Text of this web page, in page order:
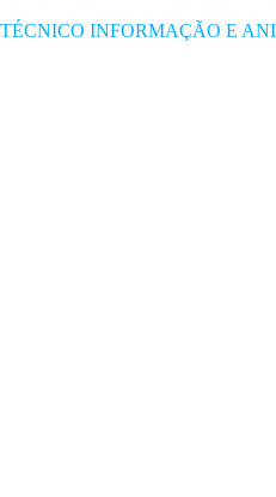
TÉCNICO INFORMAÇÃO E